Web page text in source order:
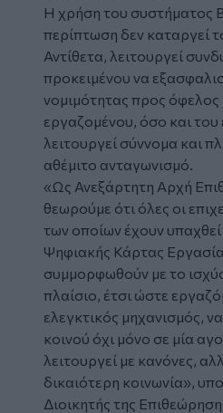
Η χρήση του συστήματος
περίπτωση δεν καταργεί
Αντίθετα, λειτουργεί
προκειμένου να
νομιμότητας προς
εργαζομένου, όσο και
λειτουργεί σύννομα και
αθέμιτο ανταγωνισμό.
«Ως Ανεξάρτητη Αρχή
θεωρούμε ότι όλες οι
των οποίων έχουν
Ψηφιακής Κάρτας
συμμορφωθούν με το
πλαίσιο, έτσι ώστε
ελεγκτικός μηχανισμός,
κοινού όχι μόνο σε μία
λειτουργεί με κανόνες,
δικαιότερη κοινωνία»,
Διοικητής της